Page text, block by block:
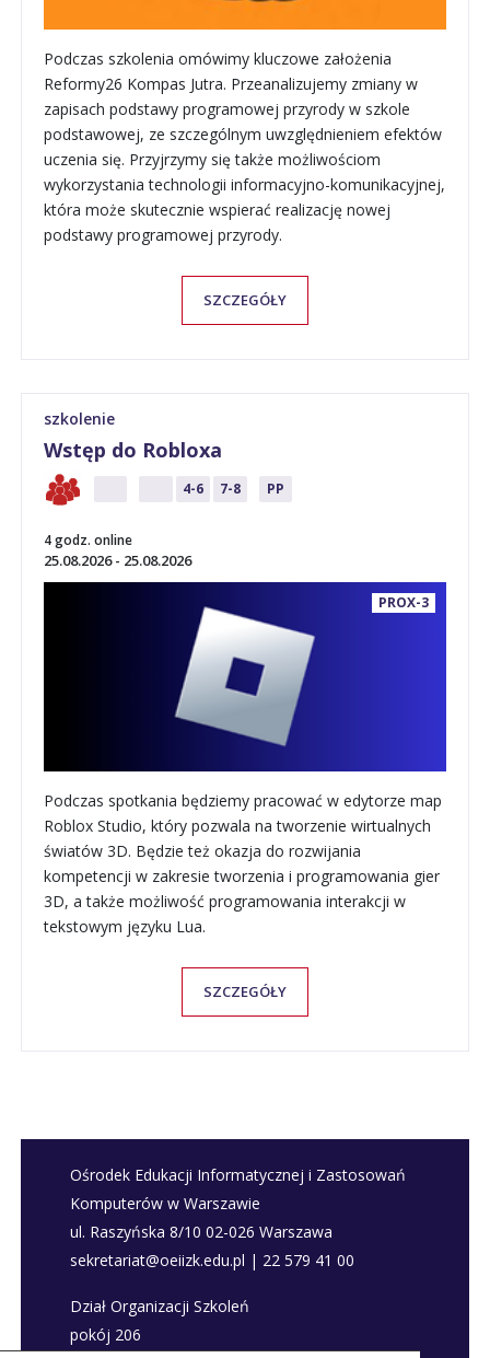
Podczas szkoleniaomówimy kluczowe założenia
Reformy26 Kompas Jutra. Przeanalizujemy zmiany w
zapisach podstawy programowej przyrody w szkole
podstawowej, ze szczególnym uwzględnieniem efektów
uczenia się. Przyjrzymy się także możliwościom
wykorzystania technologii informacyjno-komunikacyjnej,
która może skutecznie wspierać realizację nowej
podstawy programowej przyrody.
SZCZEGÓŁY
szkolenie
Wstęp do Robloxa
4-6 7-8 PP
4 godz. online
25.08.2026 - 25.08.2026
PROX-3
Podczas spotkania będziemy pracować w edytorze map
Roblox Studio, który pozwala na tworzenie wirtualnych
światów 3D. Będzie też okazja do rozwijania
kompetencji w zakresie tworzenia i programowania gier
3D, a także możliwość programowania interakcji w
tekstowym języku Lua.
SZCZEGÓŁY
Ośrodek Edukacji Informatycznej i Zastosowań
Komputerów w Warszawie
ul. Raszyńska 8/10 02-026 Warszawa
sekretariat@oeiizk.edu.pl | 22 579 41 00
Dział Organizacji Szkoleń
pokój 206